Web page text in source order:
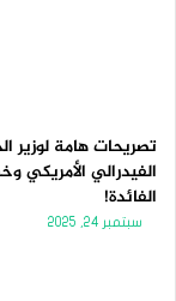
تصريحات هامة لوزير
الفيدرالي الأمريكي
الفائدة!
سبتمبر 24, 2025